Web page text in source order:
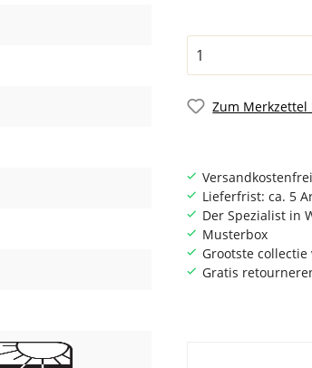
Zum
Lieferfrist: ca. 5
Der Spezialist in
Musterbox
Grootste
Gratis